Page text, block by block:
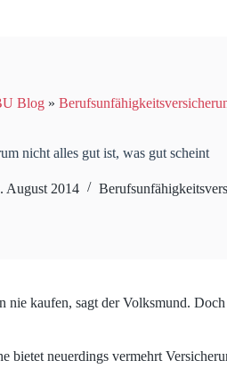
Blog »
nicht alles gut ist, was gut scheint
August 2014
nie kaufen, sagt der Volksmund.
bietet neuerdings vermehrt